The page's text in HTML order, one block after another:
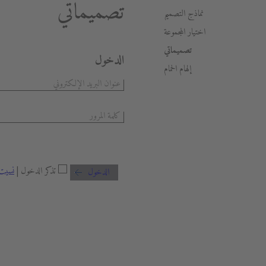
نماذج التصميم
اختيار المجموعة
تصميماتي
إلهام الحمام
تصميماتي
الدخول
تذكر الدخول | الدخول